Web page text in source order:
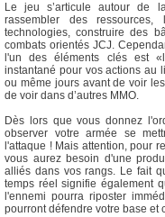
Le jeu s’articule autour de
rassembler des
technologies, construire des
combats orientés JCJ.
l'un des éléments clés est
instantané pour vos actions au
ou même jours avant de voir
de voir dans d’autres MMO.
Dès lors que vous donnez
observer votre armée se
l'attaque ! Mais attention, pour
vous aurez besoin d'une
alliés dans vos rangs. Le fait
temps réel signifie également
l'ennemi pourra riposter
pourront défendre votre base et